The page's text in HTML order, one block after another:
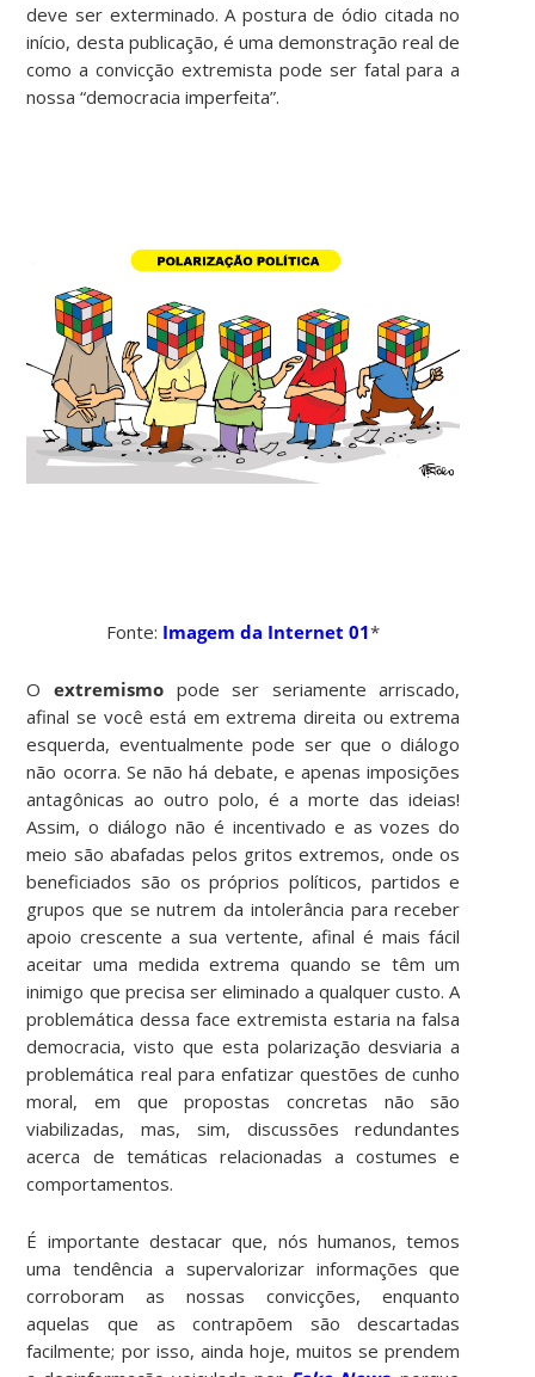
deve ser exterminado. A postura de ódio citada no
início, desta publicação, é uma demonstração real de
como a convicção extremista pode ser fatal para a
nossa “democracia imperfeita”.
Fonte: Imagem da Internet 01*
O extremismopode ser seriamente arriscado,
afinal se você está em extrema direita ou extrema
esquerda, eventualmente pode ser que o diálogo
não ocorra. Se não há debate, e apenas imposições
antagônicas ao outro polo, é a morte das ideias!
Assim, o diálogo não é incentivado e as vozes do
meio são abafadas pelos gritos extremos, onde os
beneficiados são os próprios políticos, partidos e
grupos que se nutrem da intolerância para receber
apoio crescente a sua vertente, afinal é mais fácil
aceitar uma medida extrema quando se têm um
inimigo que precisa ser eliminado a qualquer custo. A
problemática dessa face extremista estaria na falsa
democracia, visto que esta polarização desviaria a
problemática real para enfatizar questões de cunho
moral, em que propostas concretas não são
viabilizadas, mas, sim, discussões redundantes
acerca de temáticas relacionadas a costumes e
comportamentos.
É importante destacar que, nós humanos, temos
uma tendência a supervalorizar informações que
corroboram as nossas convicções, enquanto
aquelas que as contrapõem são descartadas
facilmente; por isso, ainda hoje, muitos se prendem